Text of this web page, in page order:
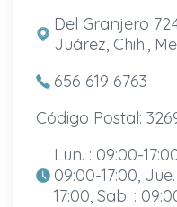
Del Granjero
Juárez, Chih.,
656 619 6763
Código Postal:
Lun. : 09:00-
09:00-17:00,
17:00, Sab. :